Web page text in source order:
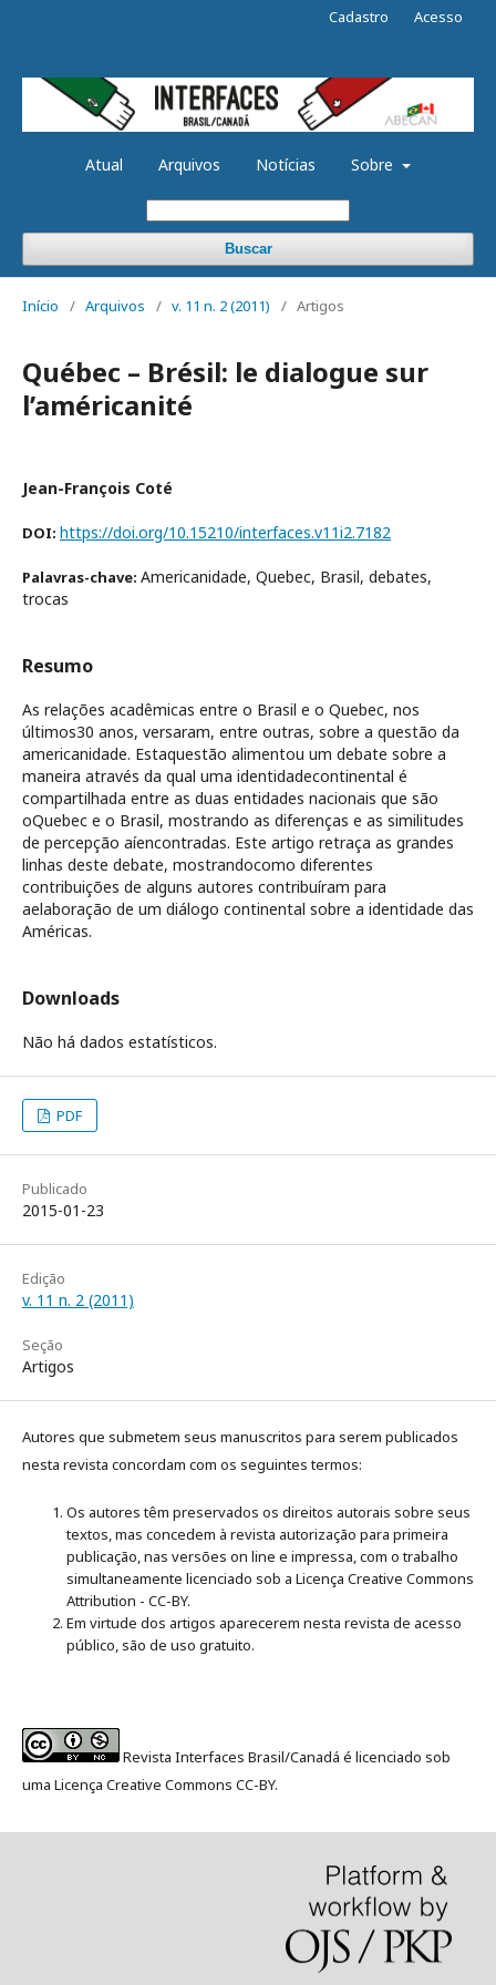
Atual Arquivos Notícias Sobre
Buscar
Cadastro Acesso
Início / Arquivos / v. 11 n. 2 (2011) / Artigos
Québec – Brésil: le dialogue sur
l’américanité
Jean-François Coté
DOI: https://doi.org/10.15210/interfaces.v11i2.7182
Palavras-chave: Americanidade, Quebec, Brasil, debates,
trocas
Resumo
As relações acadêmicas entre o Brasil e o Quebec, nos
últimos30 anos, versaram, entre outras, sobre a questão da
americanidade. Estaquestão alimentou um debate sobre a
maneira através da qual uma identidadecontinental é
compartilhada entre as duas entidades nacionais que são
oQuebec e o Brasil, mostrando as diferenças e as similitudes
de percepção aíencontradas. Este artigo retraça as grandes
linhas deste debate, mostrandocomo diferentes
contribuições de alguns autores contribuíram para
aelaboração de um diálogo continental sobre a identidade das
Américas.
Downloads
Não há dados estatísticos.
PDF
Publicado
2015-01-23
Edição
v. 11 n. 2 (2011)
Seção
Artigos
Autores que submetem seus manuscritos para serem publicados
nesta revista concordam com os seguintes termos:
Os autores têm preservados os direitos autorais sobre seus
textos, mas concedem à revista autorização para primeira
publicação, nas versões on line e impressa, com o trabalho
simultaneamente licenciado sob a Licença Creative Commons
Attribution - CC-BY.
Em virtude dos artigos aparecerem nesta revista de acesso
público, são de uso gratuito.
Revista Interfaces Brasil/Canadá é licenciado sob
uma Licença Creative Commons CC-BY.